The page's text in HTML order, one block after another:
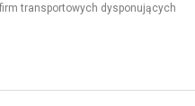
transportowych dysponujących